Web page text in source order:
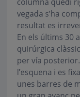
vegada s’ha
resultat es
En els últims 30
quirúrgica
per vía
l’esquena i es
unes barres de